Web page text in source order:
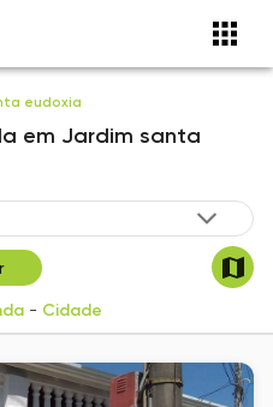
eudoxia
em Jardim santa
- Cidade